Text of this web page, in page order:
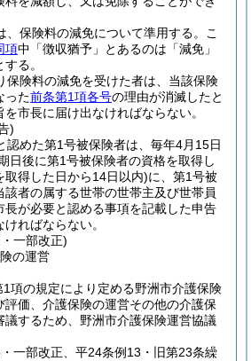
、保険料の減免について準用する。
こ
項中「徴収猶予」とあるのは「減免」
る。
保険料の減免を受けた者は、当該保険
った前条第1項各号の理由が消滅したと
市長に届け出なければならない。
)
認めた第1号被保険者は、毎年4月15日
日後に第1号被保険者の資格を取得し
取得した日から14日以内)に、第1号被
者の属する世帯の世帯主及び世帯員
長が必要と認める事項を記載した申告
ればならない。
一部改正)
の運営
項の規定により定める野洲市介護保険
評価、介護保険の運営その他の介護保
議するため、野洲市介護保険運営協議
一部改正、平24条例13・旧第23条繰